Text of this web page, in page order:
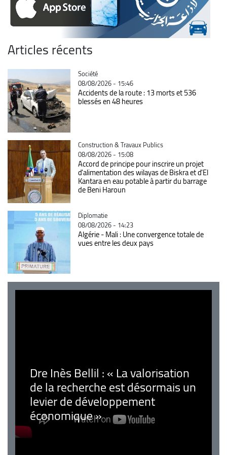
Articles récents
Catégorie
Société
08/08/2026 - 15:46
Accidents de la route : 13 morts et 536
blessés en 48 heures
Catégorie
Construction & Travaux Publics
08/08/2026 - 15:08
Accord de principe pour inscrire un projet
d'alimentation des wilayas de Biskra et d'El
Kantara en eau potable à partir du barrage
de Beni Haroun
Catégorie
Diplomatie
08/08/2026 - 14:23
Algérie - Mali : Une convergence totale de
vues entre les deux pays
Dre Inès Bellil : « La valorisation
de la recherche est désormais un
levier de développement
économique »